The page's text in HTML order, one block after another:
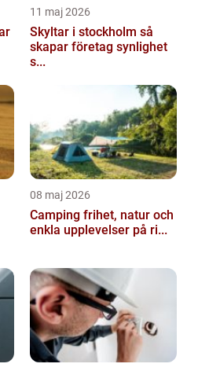
11 maj 2026
Skyltar i stockholm så
skapar företag synlighet
s...
08 maj 2026
Camping frihet, natur och
enkla upplevelser på ri...